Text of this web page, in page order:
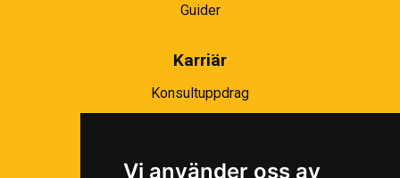
Vi använder oss av
Guider
Karriär
Konsultuppdrag